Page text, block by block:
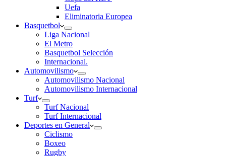
Uefa
Eliminatoria Europea
Basquetbol
Liga Nacional
El Metro
Basquetbol Selección
Internacional.
Automovilismo
Automovilismo Nacional
Automovilismo Internacional
Turf
Turf Nacional
Turf Internacional
Deportes en General
Ciclismo
Boxeo
Rugby